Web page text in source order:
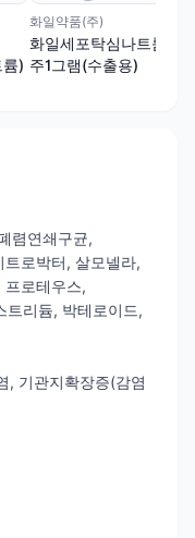
)
화일약품(주)
화일세포탁심나트륨
주1그램(수출용)
렴연쇄구균,
로박터, 살모넬라,
프로테우스,
트리듐, 박테로이드,
, 기관지확장증(감염